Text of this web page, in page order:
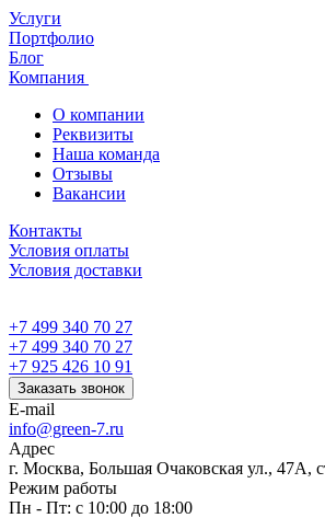
Услуги
Портфолио
Блог
Компания
О компании
Реквизиты
Наша команда
Отзывы
Вакансии
Контакты
Условия оплаты
Условия доставки
+7 499 340 70 27
+7 499 340 70 27
+7 925 426 10 91
Заказать звонок
E-mail
info@green-7.ru
Адрес
г. Москва, Большая Очаковская ул., 47А,
Режим работы
Пн - Пт: с 10:00 до 18:00